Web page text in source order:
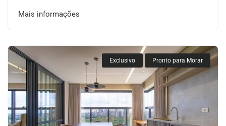
Mais informações
Exclusivo Pronto para Morar